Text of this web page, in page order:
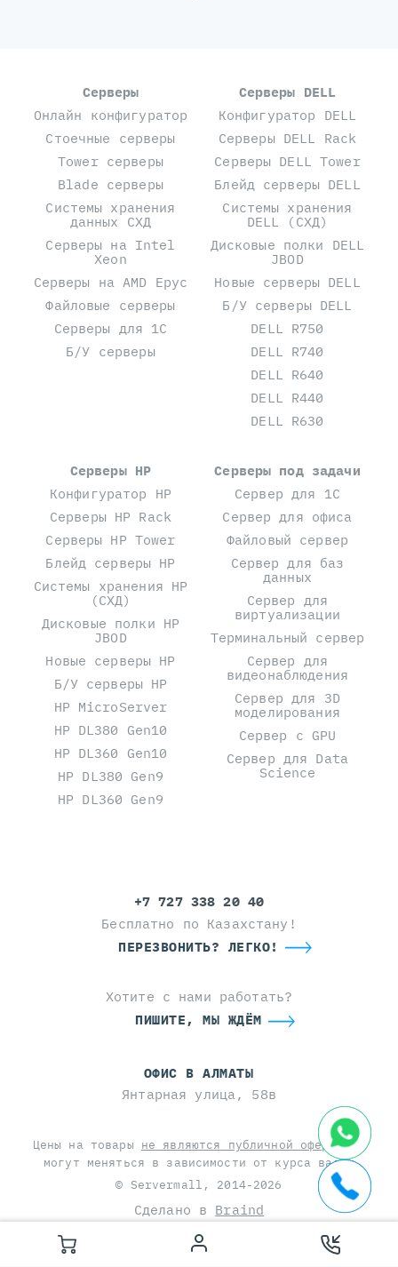
Серверы
Онлайн конфигуратор
Стоечные серверы
Tower серверы
Blade серверы
Системы хранения
данных СХД
Серверы на Intel
Xeon
Серверы на AMD Epyc
Файловые серверы
Серверы для 1С
Б/У серверы
Серверы DELL
Конфигуратор DELL
Серверы DELL Rack
Серверы DELL Tower
Блейд серверы DELL
Системы хранения
DELL (СХД)
Дисковые полки DELL
JBOD
Новые серверы DELL
Б/У серверы DELL
DELL R750
DELL R740
DELL R640
DELL R440
DELL R630
Серверы HP
Конфигуратор HP
Серверы HP Rack
Серверы HP Tower
Блейд серверы HP
Системы хранения HP
(СХД)
Дисковые полки HP
JBOD
Новые серверы HP
Б/У серверы HP
HP MicroServer
HP DL380 Gen10
HP DL360 Gen10
HP DL380 Gen9
HP DL360 Gen9
Серверы под задачи
Сервер для 1С
Сервер для офиса
Файловый сервер
Сервер для баз
данных
Сервер для
виртуализации
Терминальный сервер
Сервер для
видеонаблюдения
Сервер для 3D
моделирования
Сервер с GPU
Сервер для Data
Science
+7 727 338 20 40
Бесплатно по Казахстану!
ПЕРЕЗВОНИТЬ? ЛЕГКО!
Хотите с нами работать?
ПИШИТЕ, МЫ ЖДЁМ
ОФИС В АЛМАТЫ
Янтарная улица, 58в
Цены на товары не являются публичной офертойи
могут меняться в зависимости от курса валют
© Servermall, 2014-2026
Сделано в Braind
This site is protected by reCAPTCHA and the Google
Privacy Policy
Terms of Service apply.